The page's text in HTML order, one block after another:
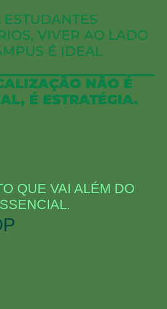
ESTUDANTES
VIVER AO LADO
É IDEAL
NÃO É
É ESTRATÉGIA.
QUE VAI ALÉM DO